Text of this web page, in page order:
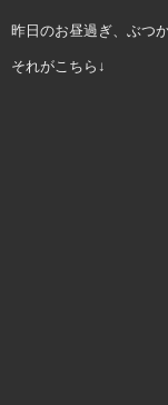
昨日のお昼過ぎ、ぶつ
それがこちら↓